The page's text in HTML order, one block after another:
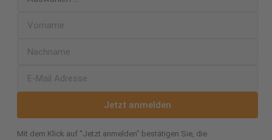
Jetzt anmelden
Mit dem Klick auf "Jetzt anmelden" bestätigen Sie, die